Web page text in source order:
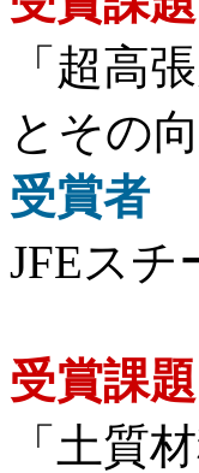
「超高
とその
受賞者
JFEス
受賞課題
「土質